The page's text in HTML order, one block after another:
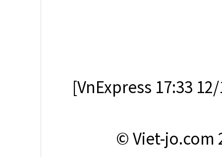
[VnExpress 17:33
© Viet-jo.com